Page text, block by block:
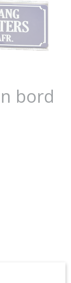
bord